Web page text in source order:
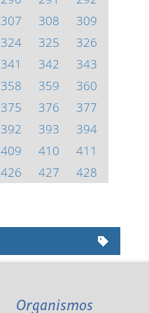
307 308
309
324 325
326
341 342
343
358 359
360
375 376
377
392 393
394
409 410
411
426 427
428
Organismos